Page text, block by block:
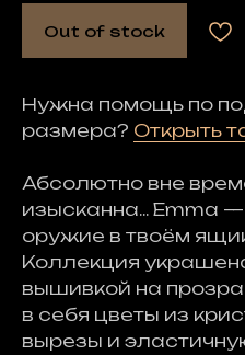
Out of stock
Нужна помощь по
размера? Открыть
Абсолютно вне
изысканна... Emma
оружие в твоём
Коллекция
вышивкой на
в себя цветы из
вырезы и